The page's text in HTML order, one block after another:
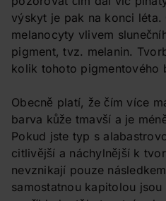
výskyt je pak na konci léta.
melanocyty vlivem
pigment, tvz. melanin.
kolik tohoto pigmentového
Obecně platí, že čím více
barva kůže tmavší a je
Pokud jste typ s
citlivější a náchylnější k
nevznikají pouze
samostatnou kapitolou jsou